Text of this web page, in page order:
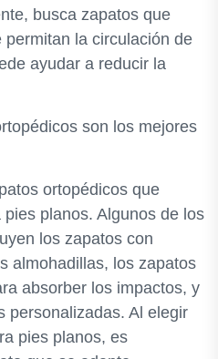
busca zapatos que
la circulación de
ayudar a reducir la
son los mejores
ortopédicos que
planos. Algunos de los
los zapatos con
almohadillas, los zapatos
absorber los impactos, y
personalizadas. Al elegir
pies planos, es